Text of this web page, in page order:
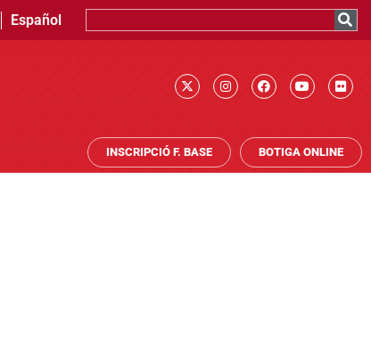
Español
INSCRIPCIÓ F. BASE BOTIGA ONLINE